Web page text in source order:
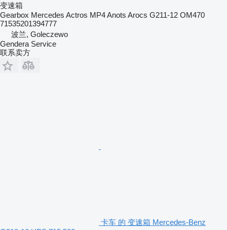
变速箱
Gearbox Mercedes Actros MP4 Anots Arocs G211-12 OM470
71535201394777
波兰, Goleczewo
Gendera Service
联系卖方
卡车 的 变速箱 Mercedes-Benz